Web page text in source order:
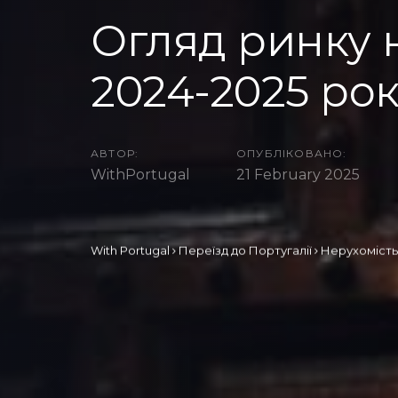
Огляд ринку
2024-2025
АВТОР:
WithPortugal
ОПУБЛІКОВАНО:
21 February 2025
With Portugal Переїзд до Португалії